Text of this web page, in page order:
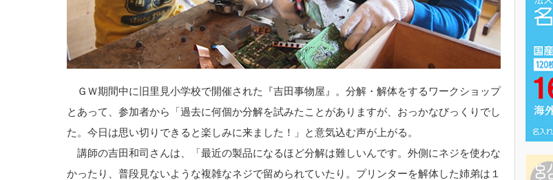
ＧＷ期間中に旧里見小学校で開催された『吉田事物屋』。分解・解体をするワークショップ
とあって、参加者から「過去に何個か分解を試みたことがありますが、おっかなびっくりでし
た。今日は思い切りできると楽しみに来ました！」と意気込む声が上がる。
講師の吉田和司さんは、「最近の製品になるほど分解は難しいんです。外側にネジを使わな
かったり、普段見ないような複雑なネジで留められていたり。プリンターを解体した姉弟は１